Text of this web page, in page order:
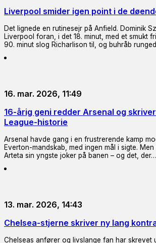
Liverpool smider igen point i de
Det lignede en rutinesejr på Anfield. Dominik
Liverpool foran, i det 18. minut, med et smukt
90. minut slog Richarlison til, og buhråb
16. mar. 2026, 11:49
16-årig geni redder Arsenal og
League-historie
Arsenal havde gang i en frustrerende kamp
Everton-mandskab, med ingen mål i sigte. Men
Arteta sin yngste joker på banen – og det, der…
13. mar. 2026, 14:43
Chelsea-stjerne skriver ny lang
Chelseas anfører og livslange fan har skrevet